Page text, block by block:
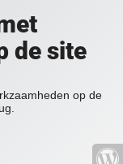
de site
op de